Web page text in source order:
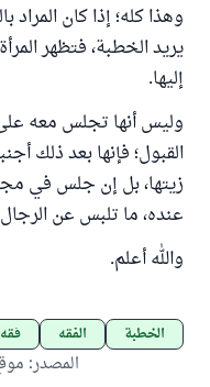
وهذا كله؛ إذا كان
يريد الخطبة، فتظهر
إليها.
وليس أنها تجلس معه
القبول؛ فإنها بعد ذلك
زيتها، بل إن جلس في
عنده، ما تلبس عن
والله أعلم.
الخطبة الفقه
المصدر: